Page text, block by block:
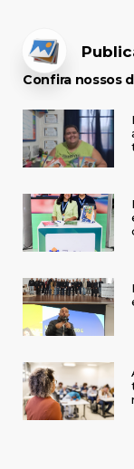
Confira nossos